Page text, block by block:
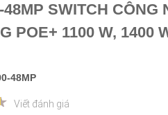
48MP SWITCH CÔNG
POE+ 1100 W, 1400
48MP
Viết đánh giá